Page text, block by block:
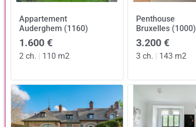
Appartement
Auderghem (1160)
1.600 €
2 ch. | 110 m2
Penthouse
Bruxelles (1000)
3.200 €
3 ch. | 143 m2